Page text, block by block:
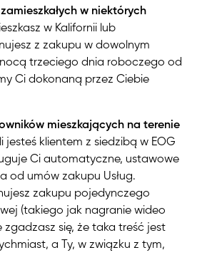
w niektórych
w Kalifornii lub
z zakupu w dowolnym
trzeciego dnia roboczego od
Ci dokonaną przez Ciebie
mieszkających na terenie
jesteś klientem z siedzibą w EOG
Ci automatyczne, ustawowe
od umów zakupu Usług.
zakupu pojedynczego
(takiego jak nagranie wideo
zgadzasz się, że taka treść jest
a Ty, w związku z tym,